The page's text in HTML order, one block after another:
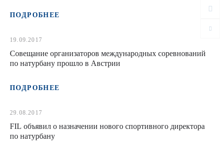
ПОДРОБНЕЕ
19.09.2017
Совещание организаторов международных соревнований
по натурбану прошло в Австрии
ПОДРОБНЕЕ
29.08.2017
FIL объявил о назначении нового спортивного директора
по натурбану